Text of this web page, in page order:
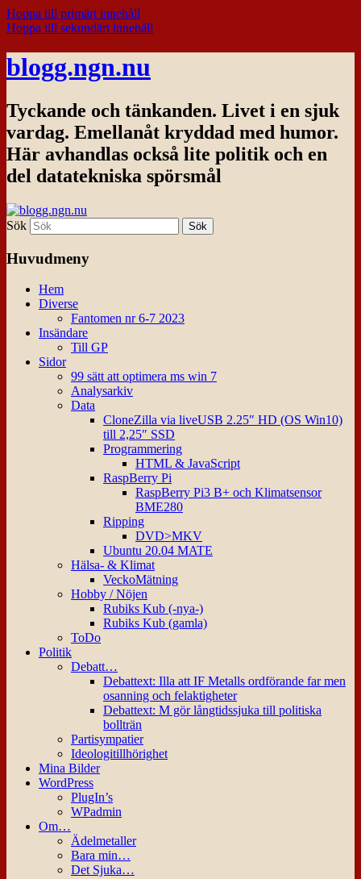
Hoppa till primärt innehåll
Hoppa till sekundärt innehåll
blogg.ngn.nu
Tyckande och tänkanden. Livet i en sjuk
vardag. Emellanåt kryddad med humor.
Här avhandlas också lite politik och en
del datatekniska spörsmål
Sök
Huvudmeny
Hem
Diverse
Fantomen nr 6-7 2023
Insändare
Till GP
Sidor
99 sätt att optimera ms win 7
Analysarkiv
Data
CloneZilla via liveUSB 2.25″ HD (OS Win10)
till 2,25″ SSD
Programmering
HTML & JavaScript
RaspBerry Pi
RaspBerry Pi3 B+ och Klimatsensor
BME280
Ripping
DVD>MKV
Ubuntu 20.04 MATE
Hälsa- & Klimat
VeckoMätning
Hobby / Nöjen
Rubiks Kub (-nya-)
Rubiks Kub (gamla)
ToDo
Politik
Debatt…
Debattext: Illa att IF Metalls ordförande far men
osanning och felaktigheter
Debattext: M gör långtidssjuka till politiska
bollträn
Partisympatier
Ideologitillhörighet
Mina Bilder
WordPress
PlugIn’s
WPadmin
Om…
Ädelmetaller
Bara min…
Det Sjuka…